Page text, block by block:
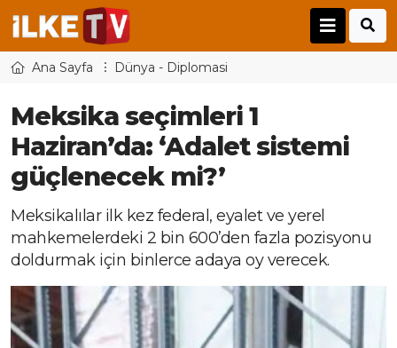
Ana Sayfa Dünya - Diplomasi
Meksika seçimleri 1
Haziran’da: ‘Adalet sistemi
güçlenecek mi?’
Meksikalılar ilk kez federal, eyalet ve yerel
mahkemelerdeki 2 bin 600’den fazla pozisyonu
doldurmak için binlerce adaya oy verecek.